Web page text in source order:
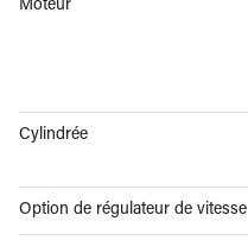
Moteur
Cylindrée
Option de régulateur de vitesse